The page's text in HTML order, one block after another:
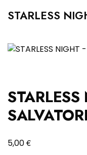
STARLESS
5,00€